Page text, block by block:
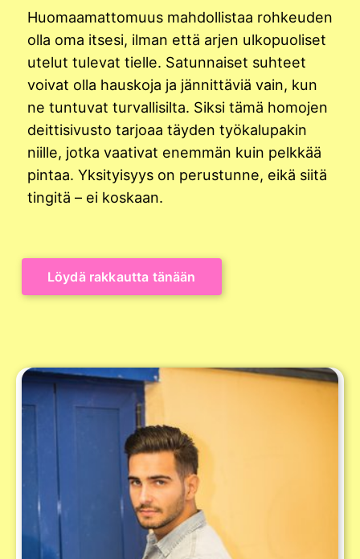
Huomaamattomuus mahdollistaa rohkeuden
olla oma itsesi, ilman että arjen ulkopuoliset
utelut tulevat tielle. Satunnaiset suhteet
voivat olla hauskoja ja jännittäviä vain, kun
ne tuntuvat turvallisilta. Siksi tämä homojen
deittisivusto tarjoaa täyden työkalupakin
niille, jotka vaativat enemmän kuin pelkkää
pintaa. Yksityisyys on perustunne, eikä siitä
tingitä – ei koskaan.
Löydä rakkautta tänään